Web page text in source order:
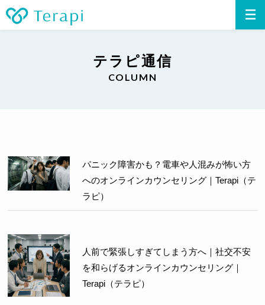
テラピ通信
COLUMN
パニック障害かも？電車や人混みが怖い方
へのオンラインカウンセリング｜Terapi（テ
ラピ）
人前で緊張しすぎてしまう方へ｜社交不安
を和らげるオンラインカウンセリング｜
Terapi（テラピ）